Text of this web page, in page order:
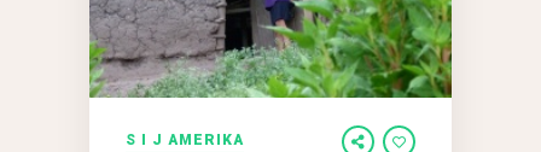
S I J AMERIKA